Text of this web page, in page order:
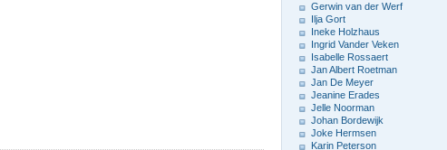
Gerwin van der Werf
Ilja Gort
Ineke Holzhaus
Ingrid Vander Veken
Isabelle Rossaert
Jan Albert Roetman
Jan De Meyer
Jeanine Erades
Jelle Noorman
Johan Bordewijk
Joke Hermsen
Karin Peterson